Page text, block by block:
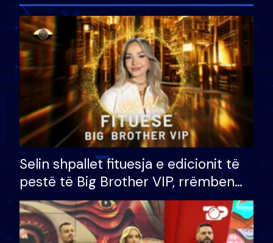
Selin shpallet fituesja e edicionit të
pestë të Big Brother VIP, rrëmben
çmimin e madh prej 100 mijë eurosh